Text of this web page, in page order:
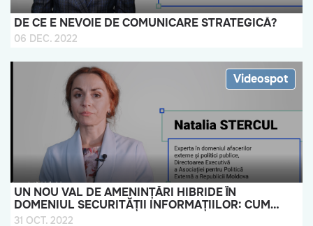
DE CE E NEVOIE DE COMUNICARE STRATEGICĂ?
06 DEC. 2022
Videospot
UN NOU VAL DE AMENINȚĂRI HIBRIDE ÎN
DOMENIUL SECURITĂȚII INFORMAȚIILOR: CUM
POATE SUPRAVIEȚUI REPUBLICA MOLDOVA?
31 OCT. 2022